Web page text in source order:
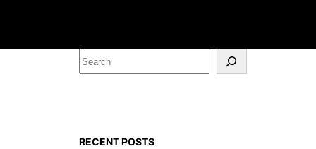
S
e
RECENT POSTS